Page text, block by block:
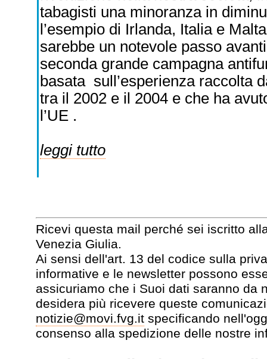
tabagisti una minoranza in
l’esempio di Irlanda, Italia e
sarebbe un notevole passo
seconda grande campagna
basata sull’esperienza raccolta
tra il 2002 e il 2004 e che ha
l’UE .
leggi tutto
Ricevi questa mail perché sei iscritto
Venezia Giulia.
Ai sensi dell'art. 13 del codice sulla
informative e le newsletter possono
assicuriamo che i Suoi dati saranno da
desidera più ricevere queste
notizie@movi.fvg.itspecificando
consenso alla spedizione delle nostre